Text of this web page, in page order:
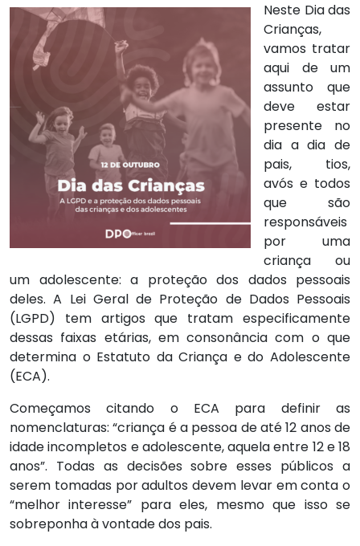
Neste Dia das
Crianças,
vamos tratar
aqui de um
assunto que
deve estar
presente no
dia a dia de
pais, tios,
avós e todos
que são
responsáveis
por uma
criança ou
um adolescente: a proteção dos dados pessoais
deles. A Lei Geral de Proteção de Dados Pessoais
(LGPD) tem artigos que tratam especificamente
dessas faixas etárias, em consonância com o que
determina o Estatuto da Criança e do Adolescente
(ECA).
Começamos citando o ECA para definir as
nomenclaturas: “criança é a pessoa de até 12 anos de
idade incompletos e adolescente, aquela entre 12 e 18
anos”. Todas as decisões sobre esses públicos a
serem tomadas por adultos devem levar em conta o
“melhor interesse” para eles, mesmo que isso se
sobreponha à vontade dos pais.